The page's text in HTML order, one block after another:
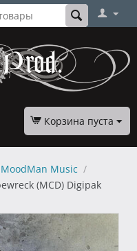
Корзина пуста
Music /
(MCD) Digipak